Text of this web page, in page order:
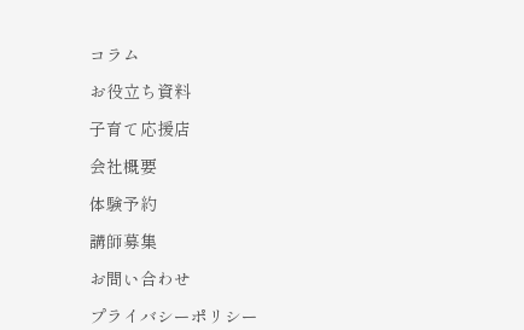
コラム
お役立ち資料
子育て応援店
会社概要
体験予約
講師募集
お問い合わせ
プライバシーポリシー